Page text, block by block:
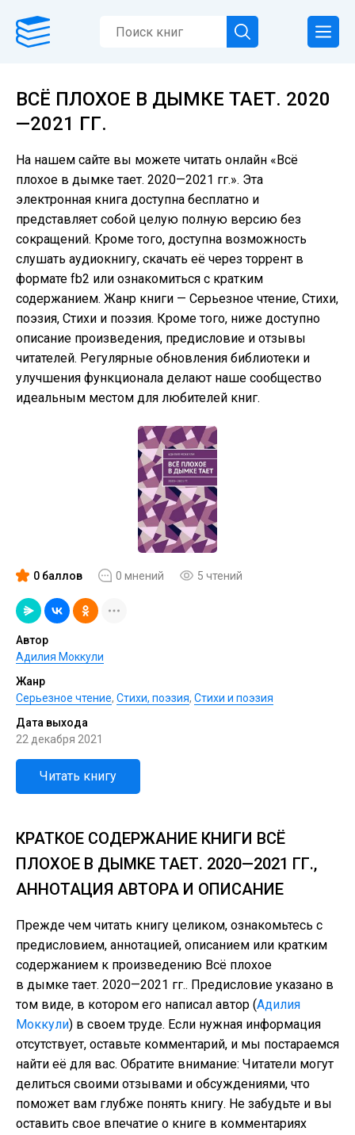
ВСЁ ПЛОХОЕ В ДЫМКЕ ТАЕТ. 2020
—2021 ГГ.
На нашем сайте вы можете читать онлайн «Всё
плохое в дымке тает. 2020—2021 гг.». Эта
электронная книга доступна бесплатно и
представляет собой целую полную версию без
сокращений. Кроме того, доступна возможность
слушать аудиокнигу, скачать её через торрент в
формате fb2 или ознакомиться с кратким
содержанием. Жанр книги — Серьезное чтение, Cтихи,
поэзия, Стихи и поэзия. Кроме того, ниже доступно
описание произведения, предисловие и отзывы
читателей. Регулярные обновления библиотеки и
улучшения функционала делают наше сообщество
идеальным местом для любителей книг.
0 баллов 0 мнений 5 чтений
Автор
Адилия Моккули
Жанр
Серьезное чтение, Cтихи, поэзия, Стихи и поэзия
Дата выхода
22 декабря 2021
Читать книгу
КРАТКОЕ СОДЕРЖАНИЕ КНИГИ ВСЁ
ПЛОХОЕ В ДЫМКЕ ТАЕТ. 2020—2021 ГГ.,
АННОТАЦИЯ АВТОРА И ОПИСАНИЕ
Прежде чем читать книгу целиком, ознакомьтесь с
предисловием, аннотацией, описанием или кратким
содержанием к произведению Всё плохое
в дымке тает. 2020—2021 гг.. Предисловие указано в
том виде, в котором его написал автор (Адилия
Моккули) в своем труде. Если нужная информация
отсутствует, оставьте комментарий, и мы постараемся
найти её для вас. Обратите внимание: Читатели могут
делиться своими отзывами и обсуждениями, что
поможет вам глубже понять книгу. Не забудьте и вы
оставить свое впечатие о книге в комментариях